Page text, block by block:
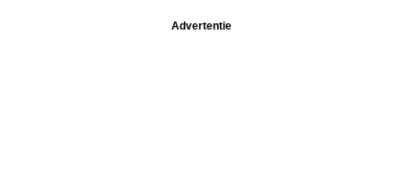
Advertentie